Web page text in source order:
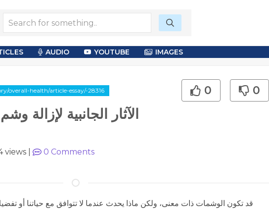
AUDIO YOUTUBE IMAGES
overall-health/article-essay/-28316
الآثار الجانبية
0 0
views 0 Comments
قد تكون الوشمات ذات معنى، ولكن ماذا يحدث عندما لا تتوافق مع حياتنا أو